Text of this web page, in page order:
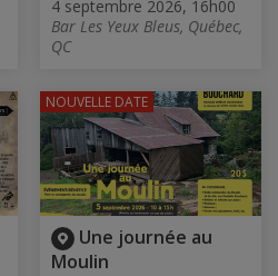
4 septembre 2026, 16h00
Bar Les Yeux Bleus, Québec,
QC
Une journée au
Moulin
NOUVELLE DATE